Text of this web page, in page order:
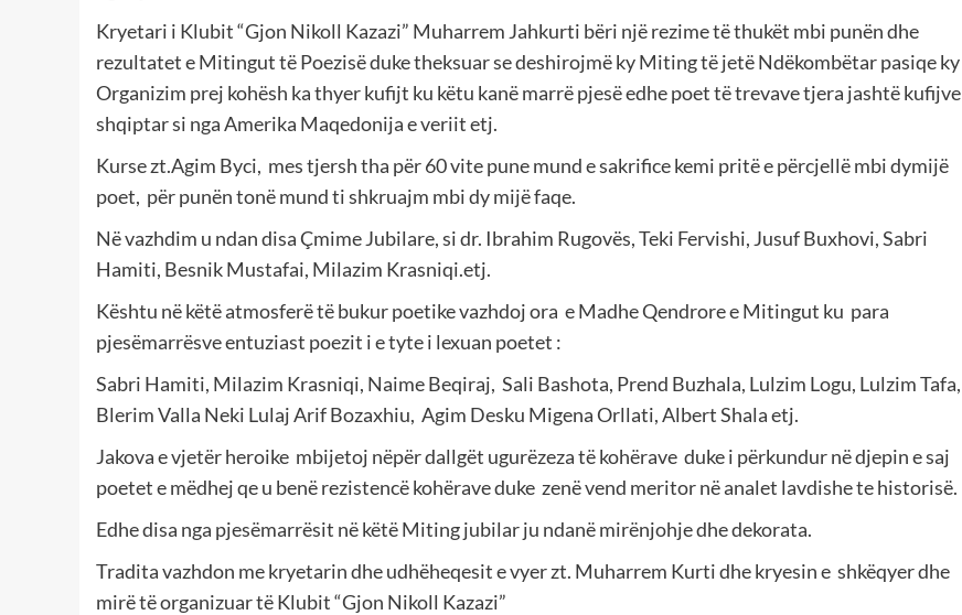
Kryetari i Klubit “Gjon Nikoll Kazazi” Muharrem Jahkurti bëri një rezime të thukët mbi punën dhe
rezultatet e Mitingut të Poezisë duke theksuar se deshirojmë ky Miting të jetë Ndëkombëtar pasiqe ky
Organizim prej kohësh ka thyer kufijt ku këtu kanë marrë pjesë edhe poet të trevave tjera jashtë kufijve
shqiptar si nga Amerika Maqedonija e veriit etj.
Kurse zt.Agim Byci, mes tjersh tha për 60 vite pune mund e sakrifice kemi pritë e përcjellë mbi dymijë
poet, për punën tonë mund ti shkruajm mbi dy mijë faqe.
Në vazhdim u ndan disa Çmime Jubilare, si dr. Ibrahim Rugovës, Teki Fervishi, Jusuf Buxhovi, Sabri
Hamiti, Besnik Mustafai, Milazim Krasniqi.etj.
Kështu në këtë atmosferë të bukur poetike vazhdoj ora e Madhe Qendrore e Mitingut ku para
pjesëmarrësve entuziast poezit i e tyte i lexuan poetet :
Sabri Hamiti, Milazim Krasniqi, Naime Beqiraj, Sali Bashota, Prend Buzhala, Lulzim Logu, Lulzim Tafa,
Blerim Valla Neki Lulaj Arif Bozaxhiu, Agim Desku Migena Orllati, Albert Shala etj.
Jakova e vjetër heroike mbijetoj nëpër dallgët ugurëzeza të kohërave duke i përkundur në djepin e saj
poetet e mëdhej qe u benë rezistencë kohërave duke zenë vend meritor në analet lavdishe te historisë.
Edhe disa nga pjesëmarrësit në këtë Miting jubilar ju ndanë mirënjohje dhe dekorata.
Tradita vazhdon me kryetarin dhe udhëheqesit e vyer zt. Muharrem Kurti dhe kryesin e shkëqyer dhe
mirë të organizuar të Klubit “Gjon Nikoll Kazazi”